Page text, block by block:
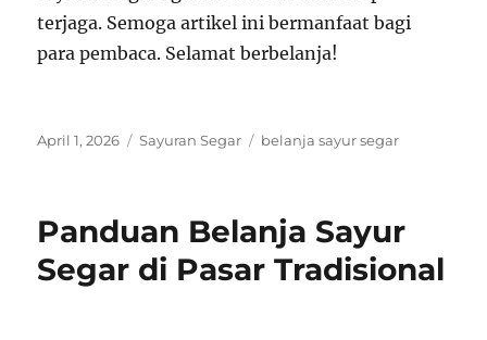
terjaga. Semoga artikel ini bermanfaat bagi
para pembaca. Selamat berbelanja!
Posted
April 1, 2026 Categories
Sayuran Segar Tags
belanja sayur segar
Panduan Belanja Sayur
Segar di Pasar Tradisional